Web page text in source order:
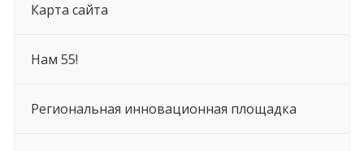
Карта сайта
Нам 55!
Региональная инновационная площадка